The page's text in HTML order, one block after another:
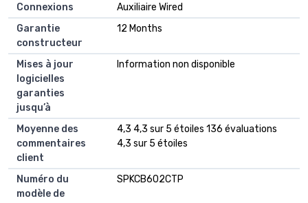
Connexions
‎Auxiliaire Wired
Garantie
constructeur
‎12 Months
Mises à jour
logicielles
garanties
jusqu’à
‎Information non disponible
Moyenne des
commentaires
client
4,3 4,3 sur 5 étoiles 136 évaluations
4,3 sur 5 étoiles
Numéro du
modèle de
SPKCB602CTP